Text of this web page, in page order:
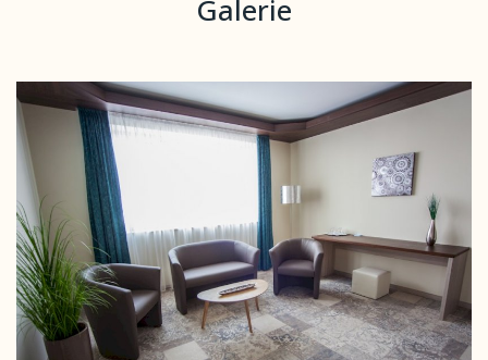
Galerie